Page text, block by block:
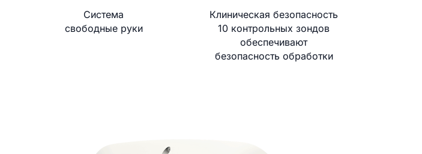
Система
свободные руки
Клиническая безопасность
10 контрольных зондов
обеспечивают
безопасность обработки